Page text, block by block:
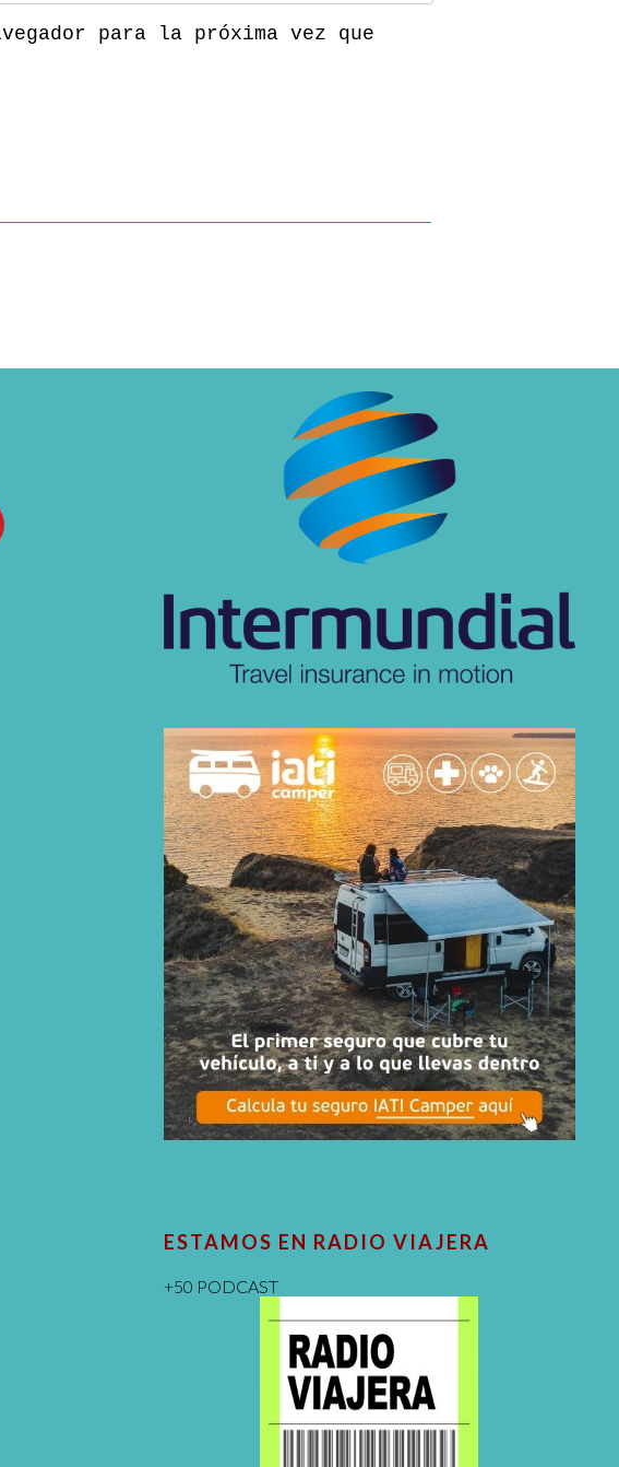
para la próxima vez que
ESTAMOS EN RADIO VIAJERA
+50 PODCAST